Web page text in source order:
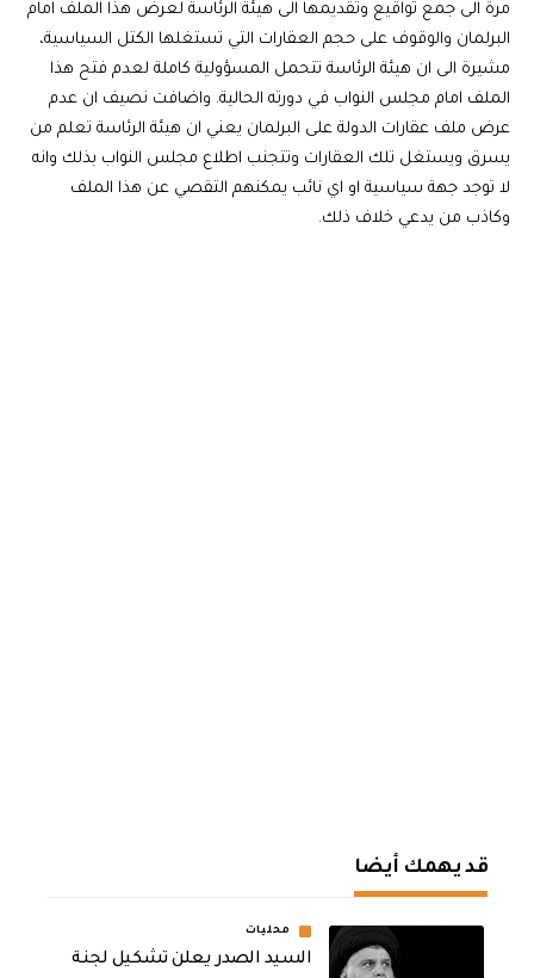
مرة الى جمع تواقيع وتقديمها الى هيئة الرئاسة لعرض هذا الملف امام
البرلمان والوقوف على حجم العقارات التي تستغلها الكتل السياسية،
مشيرة الى ان هيئة الرئاسة تتحمل المسؤولية كاملة لعدم فتح هذا
الملف امام مجلس النواب في دورته الحالية. واضافت نصيف ان عدم
عرض ملف عقارات الدولة على البرلمان يعني ان هيئة الرئاسة تعلم من
يسرق ويستغل تلك العقارات وتتجنب اطلاع مجلس النواب بذلك وانه
لا توجد جهة سياسية او اي نائب يمكنهم التقصي عن هذا الملف
وكاذب من يدعي خلاف ذلك.
قد يهمك أيضا
محليات
السيد الصدر يعلن تشكيل لجنة